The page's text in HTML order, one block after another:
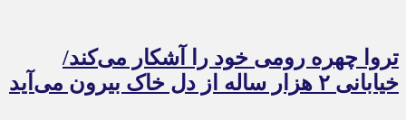
تروا چهره رومی خود را آشکار می‌کند/
خیابانی ۲ هزار ساله از دل خاک بیرون می‌آید